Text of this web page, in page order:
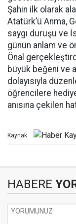
Şahin ilk olarak
Atatürk’ü Anma,
saygı duruşu ve
günün anlam ve
Önal
büyük beğeni ve
dolayısıyla
öğrencilere
anısına çekilen
Kaynak:
HABERE